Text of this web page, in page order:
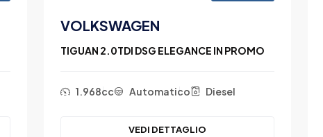
VOLKSWAGEN
TIGUAN 2.0TDI DSG ELEGANCE IN PROMO
1.968cc Automatico Diesel
VEDI DETTAGLIO